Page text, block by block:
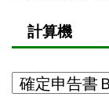
計算機